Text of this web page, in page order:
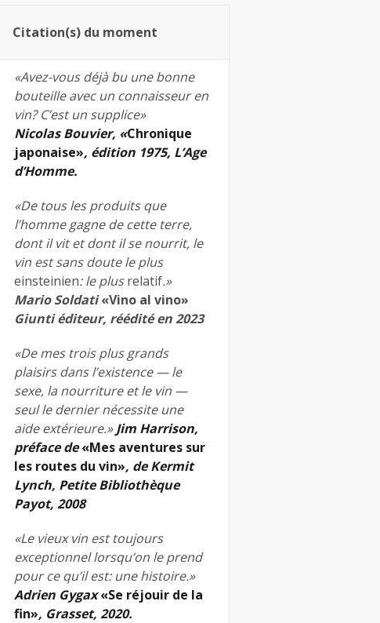
Citation(s) du moment
«Avez-vous déjà bu une bonne
bouteille avec un connaisseur en
vin? C’est un supplice»
Nicolas Bouvier, «Chronique
japonaise», édition 1975, L’Age
d’Homme.
«De tous les produits que
l’homme gagne de cette terre,
dont il vit et dont il se nourrit, le
vin est sans doute le plus
einsteinien: le plusrelatif.»
Mario Soldati«Vino al vino»
Giunti éditeur, réédité en 2023
«De mes trois plus grands
plaisirs dans l’existence — le
sexe, la nourriture et le vin —
seul le dernier nécessite une
aide extérieure.»Jim Harrison,
préface de«Mes aventures sur
les routes du vin», de Kermit
Lynch, Petite Bibliothèque
Payot, 2008
«Le vieux vin est toujours
exceptionnel lorsqu’on le prend
pour ce qu’il est: une histoire.»
Adrien Gygax«Se réjouir de la
fin», Grasset, 2020.